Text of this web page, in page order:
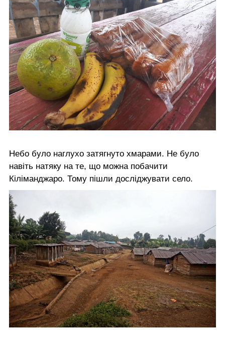
Небо було наглухо затягнуто хмарами. Не було
навіть натяку на те, що можна побачити
Кіліманджаро. Тому пішли досліджувати село.